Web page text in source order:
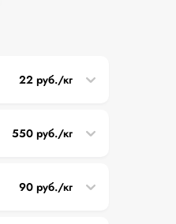
22 руб./кг
550 руб./кг
90 руб./кг